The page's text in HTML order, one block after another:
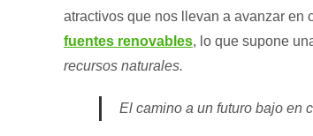
atractivos que nos llevan a avanzar en
fuentes renovables, lo que supone
recursos naturales.
El camino a un futuro bajo en